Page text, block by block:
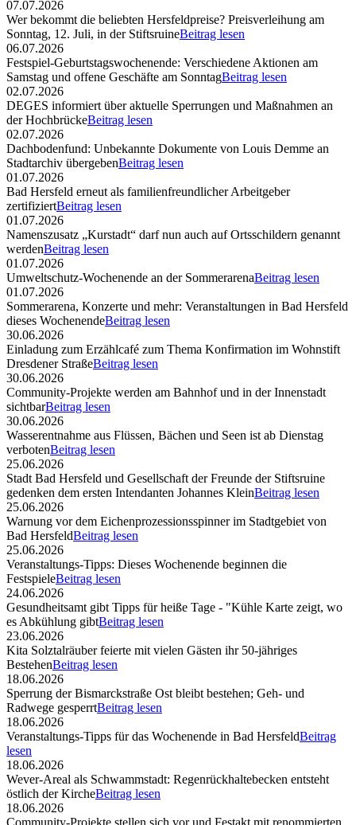
07.07.2026
Wer bekommt die beliebten Hersfeldpreise? Preisverleihung am
Sonntag, 12. Juli, in der StiftsruineBeitrag lesen
06.07.2026
Festspiel-Geburtstagswochenende: Verschiedene Aktionen am
Samstag und offene Geschäfte am SonntagBeitrag lesen
02.07.2026
DEGES informiert über aktuelle Sperrungen und Maßnahmen an
der HochbrückeBeitrag lesen
02.07.2026
Dachbodenfund: Unbekannte Dokumente von Louis Demme an
Stadtarchiv übergebenBeitrag lesen
01.07.2026
Bad Hersfeld erneut als familienfreundlicher Arbeitgeber
zertifiziertBeitrag lesen
01.07.2026
Namenszusatz „Kurstadt“ darf nun auch auf Ortsschildern genannt
werdenBeitrag lesen
01.07.2026
Umweltschutz-Wochenende an der SommerarenaBeitrag lesen
01.07.2026
Sommerarena, Konzerte und mehr: Veranstaltungen in Bad Hersfeld
dieses WochenendeBeitrag lesen
30.06.2026
Einladung zum Erzählcafé zum Thema Konfirmation im Wohnstift
Dresdener StraßeBeitrag lesen
30.06.2026
Community-Projekte werden am Bahnhof und in der Innenstadt
sichtbarBeitrag lesen
30.06.2026
Wasserentnahme aus Flüssen, Bächen und Seen ist ab Dienstag
verbotenBeitrag lesen
25.06.2026
Stadt Bad Hersfeld und Gesellschaft der Freunde der Stiftsruine
gedenken dem ersten Intendanten Johannes KleinBeitrag lesen
25.06.2026
Warnung vor dem Eichenprozessionsspinner im Stadtgebiet von
Bad HersfeldBeitrag lesen
25.06.2026
Veranstaltungs-Tipps: Dieses Wochenende beginnen die
FestspieleBeitrag lesen
24.06.2026
Gesundheitsamt gibt Tipps für heiße Tage - "Kühle Karte zeigt, wo
es Abkühlung gibtBeitrag lesen
23.06.2026
Kita Solztalräuber feierte mit vielen Gästen ihr 50-jähriges
BestehenBeitrag lesen
18.06.2026
Sperrung der Bismarckstraße Ost bleibt bestehen; Geh- und
Radwege gesperrtBeitrag lesen
18.06.2026
Veranstaltungs-Tipps für das Wochenende in Bad HersfeldBeitrag
lesen
18.06.2026
Wever-Areal als Schwammstadt: Regenrückhaltebecken entsteht
östlich der KircheBeitrag lesen
18.06.2026